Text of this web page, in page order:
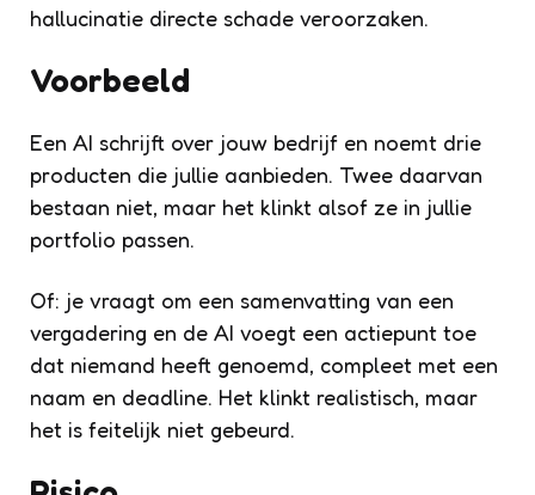
hallucinatie directe schade veroorzaken.
Voorbeeld
Een AI schrijft over jouw bedrijf en noemt drie
producten die jullie aanbieden. Twee daarvan
bestaan niet, maar het klinkt alsof ze in jullie
portfolio passen.
Of: je vraagt om een samenvatting van een
vergadering en de AI voegt een actiepunt toe
dat niemand heeft genoemd, compleet met een
naam en deadline. Het klinkt realistisch, maar
het is feitelijk niet gebeurd.